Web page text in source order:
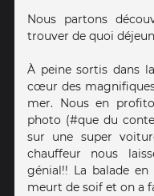
Nous partons
trouver de quoi
À peine sortis dans
cœur des
mer. Nous en
photo (#que du
sur une super
chauffeur nous
génial!! La balade
meurt de soif et on a